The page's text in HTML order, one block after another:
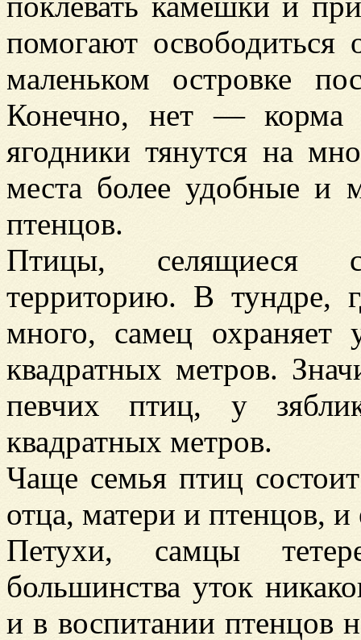
помогают
маленьком островке
Конечно, нет — корма
ягодники тянутся на
места более удобные и
птенцов.
Птицы, селящиеся
территорию. В тундре,
много, самец
квадратных метров.
певчих птиц, у
квадратных метров.
Чаще семья птиц
отца, матери и птенцов,
Петухи, самцы
большинства уток
и в воспитании птенцов